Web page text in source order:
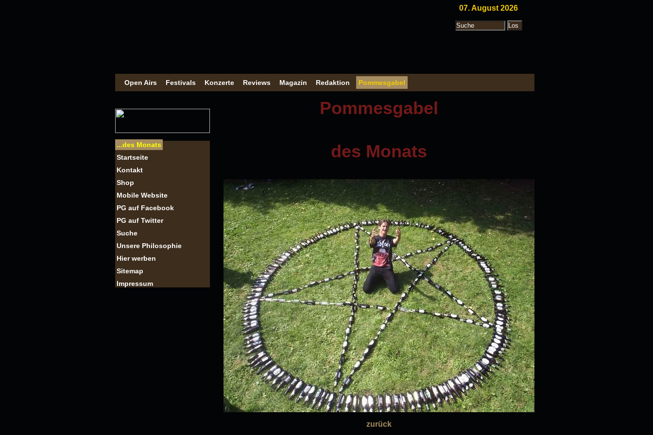
07. August 2026
Open Airs Festivals Konzerte Reviews Magazin Redaktion Pommesgabel
Pommesgabel
...des Monats
Startseite
Kontakt
Shop
Mobile Website
PG auf Facebook
PG auf Twitter
Suche
Unsere Philosophie
Hier werben
Sitemap
Impressum
des Monats
zurück